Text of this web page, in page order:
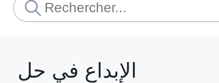
الإبداع في حل